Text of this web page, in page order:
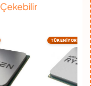
Çekebilir
TÜKENİYOR!